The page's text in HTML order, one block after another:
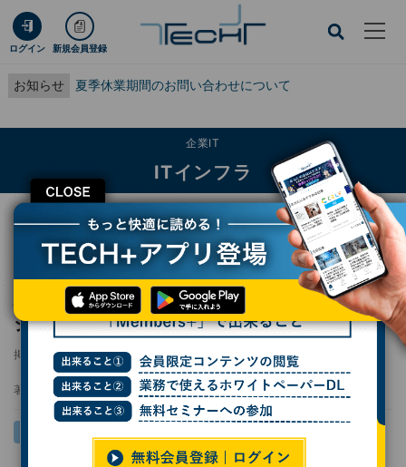
ログイン 新規会員登録
お知らせ 夏季休業期間のお問い合わせについて
CLOSE
企業IT
ITインフラ
TECH+ 企業IT
ITインフラ
建設業界の脱炭素化に向けた建設GXソリューション提供開始
建設業界の脱炭素化に向けた建設GXソリュー
ション提供開始
掲載日 2025/08/19 16:48
著者： 熊谷知泰